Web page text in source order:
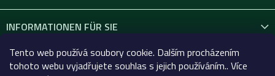
Tento web používá soubory cookie. Dalším procházením
tohoto webu vyjadřujete souhlas s jejich používáním.. Více
INFORMATIONEN FÜR SIE
KONTAKT